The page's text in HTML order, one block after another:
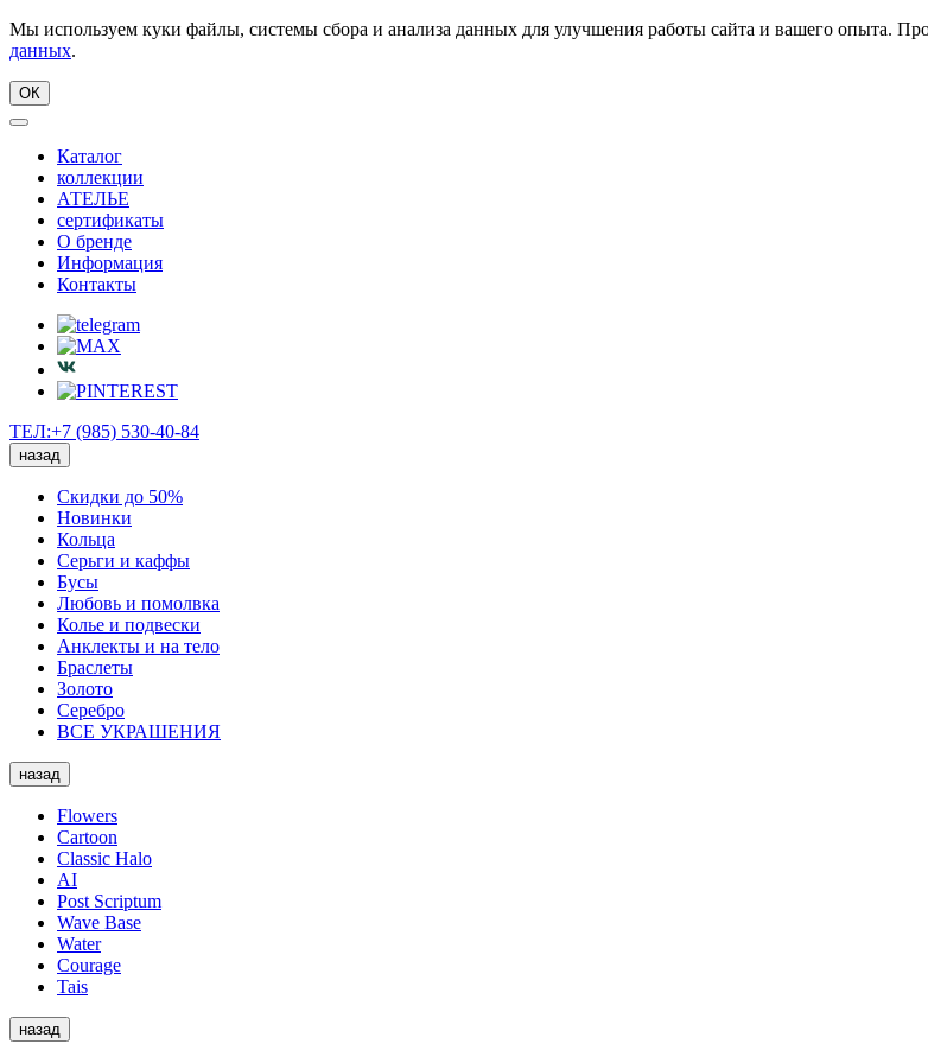
Мы используем куки файлы, системы сбора и анализа данных для улучшения работы сайта и вашего опыта.
данных.
ОК
Каталог
коллекции
АТЕЛЬЕ
сертификаты
О бренде
Информация
Контакты
ТЕЛ:+7 (985) 530-40-84
назад
Скидки до 50%
Новинки
Кольца
Серьги и каффы
Бусы
Любовь и помолвка
Колье и подвески
Анклекты и на тело
Браслеты
Золото
Серебро
ВСЕ УКРАШЕНИЯ
назад
Flowers
Cartoon
Classic Halo
AI
Post Scriptum
Wave Base
Water
Courage
Tais
назад